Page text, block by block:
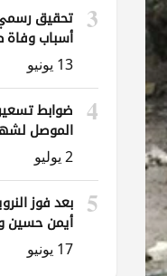
3
تحقيق
أسباب وفاة
ناظورية
13 يونيو
4
ضوابط
الموصل
الوقود
2 يوليو
5
بعد فوز
أيمن حسين
17 يونيو